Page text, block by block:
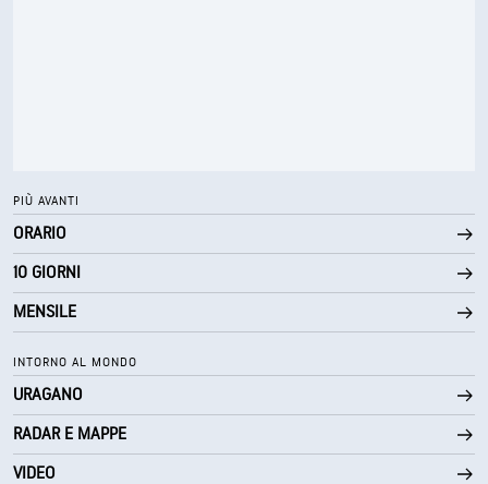
PIÙ AVANTI
ORARIO
10 GIORNI
MENSILE
INTORNO AL MONDO
URAGANO
RADAR E MAPPE
VIDEO